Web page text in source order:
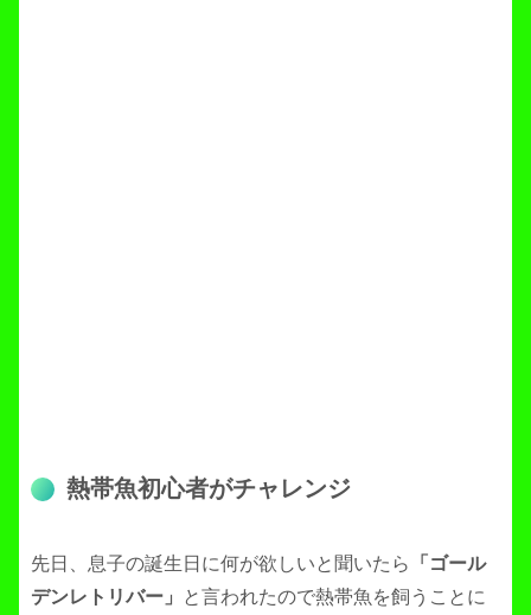
熱帯魚初心者がチャレンジ
先日、息子の誕生日に何が欲しいと聞いたら
「ゴール
デンレトリバー」
と言われたので熱帯魚を飼うことに